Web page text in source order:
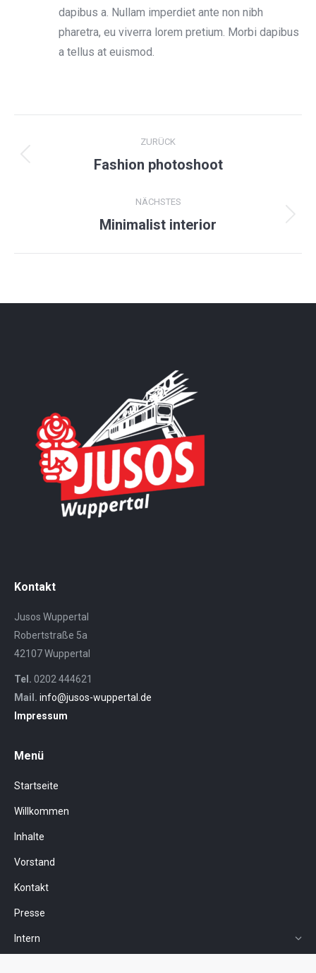
dapibus a. Nullam imperdiet ante non nibh
pharetra, eu viverra lorem pretium. Morbi dapibus
a tellus at euismod.
navigation
ZURÜCK
Previous
Fashion photoshoot
NÄCHSTES
Next
Minimalist interior
Kontakt
Jusos Wuppertal
Robertstraße 5a
42107 Wuppertal
Tel. 0202 444621
Mail. info@jusos-wuppertal.de
Impressum
Menü
Startseite
Willkommen
Inhalte
Vorstand
Kontakt
Presse
Intern